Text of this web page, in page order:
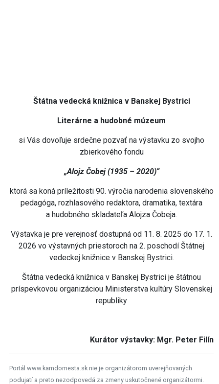
Štátna vedecká knižnica v Banskej Bystrici
Literárne a hudobné múzeum
si Vás dovoľuje srdečne pozvať na výstavku zo svojho
zbierkového fondu
„Alojz Čobej (1935 – 2020)“
ktorá sa koná príležitosti 90. výročia narodenia slovenského
pedagóga, rozhlasového redaktora, dramatika, textára
a hudobného skladateľa Alojza Čobeja.
Výstavka je pre verejnosť dostupná od 11. 8. 2025 do 17. 1.
2026 vo výstavných priestoroch na 2. poschodí Štátnej
vedeckej knižnice v Banskej Bystrici.
Štátna vedecká knižnica v Banskej Bystrici je štátnou
príspevkovou organizáciou Ministerstva kultúry Slovenskej
republiky
Kurátor výstavky: Mgr. Peter Filín
Portál www.kamdomesta.sk nie je organizátorom uverejňovaných
podujatí a preto nezodpovedá za zmeny uskutočnené organizátormi.